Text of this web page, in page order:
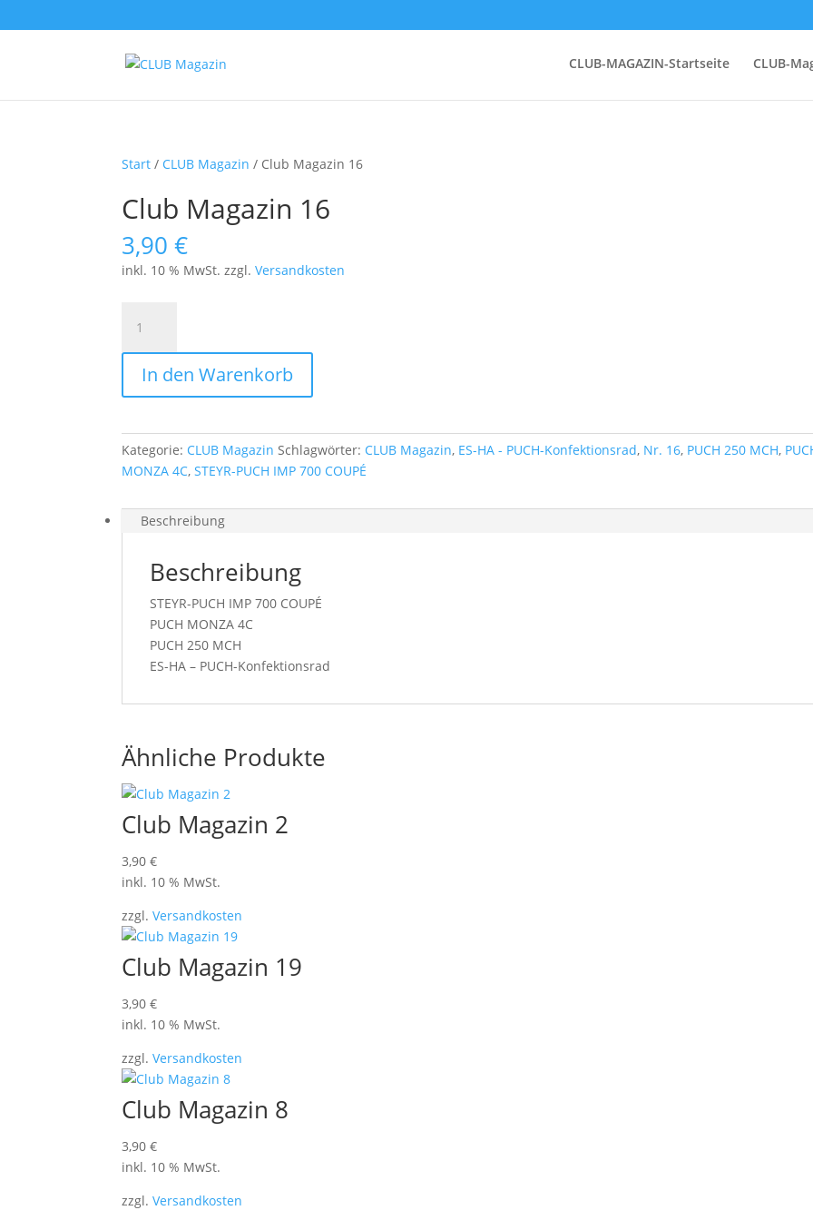
CLUB-MAGAZIN-Startseite CLUB-
Start / CLUB Magazin / Club Magazin 16
Club Magazin 16
3,90€
inkl. 10 % MwSt. zzgl.Versandkosten
Magazin
16
MengeIn den Warenkorb
Kategorie: CLUB Magazin Schlagwörter: CLUB Magazin, ES-HA - PUCH-Konfektionsrad, Nr. 16, PUCH 250 MCH,
MONZA 4C,STEYR-PUCH IMP 700 COUPÉ
Beschreibung
Beschreibung
STEYR-PUCH IMP 700 COUPÉ
PUCH MONZA 4C
PUCH 250 MCH
ES-HA – PUCH-Konfektionsrad
Ähnliche Produkte
Club Magazin 2
3,90€
inkl. 10 % MwSt.
zzgl.Versandkosten
Club Magazin 19
3,90€
inkl. 10 % MwSt.
zzgl.Versandkosten
Club Magazin 8
3,90€
inkl. 10 % MwSt.
zzgl.Versandkosten